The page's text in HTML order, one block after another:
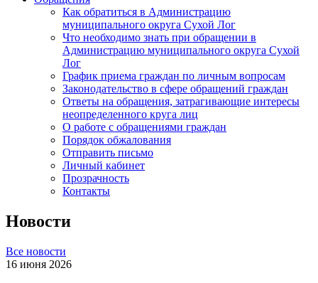
Как обратиться в Администрацию
муниципального округа Сухой Лог
Что необходимо знать при обращении в
Администрацию муниципального округа Сухой
Лог
График приема граждан по личным вопросам
Законодательство в сфере обращений граждан
Ответы на обращения, затрагивающие интересы
неопределенного круга лиц
О работе с обращениями граждан
Порядок обжалования
Отправить письмо
Личный кабинет
Прозрачность
Контакты
Новости
Все новости
16 июня 2026